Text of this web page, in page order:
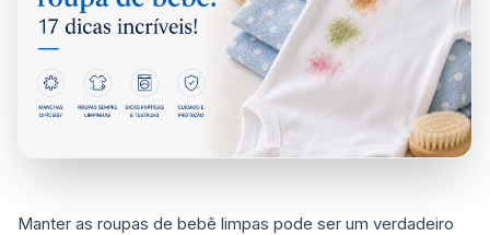
Manter as roupas de bebê limpas pode ser um verdadeiro